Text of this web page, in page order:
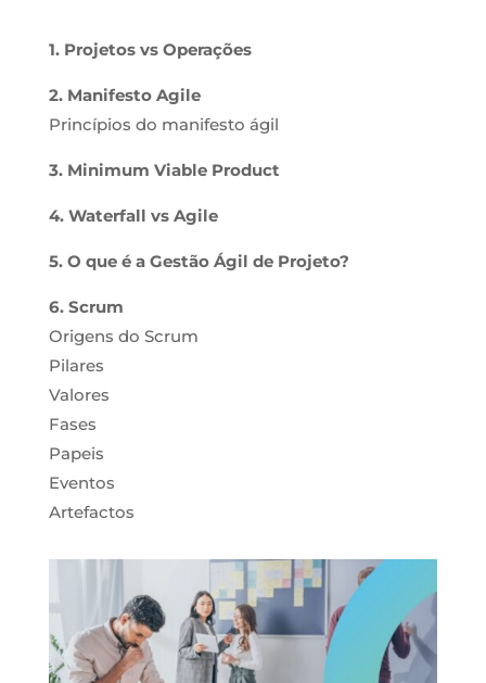
1. Projetos vs Operações
2. Manifesto Agile
Princípios do manifesto ágil
3. Minimum Viable Product
4. Waterfall vs Agile
5. O que é a Gestão Ágil de Projeto?
6. Scrum
Origens do Scrum
Pilares
Valores
Fases
Papeis
Eventos
Artefactos